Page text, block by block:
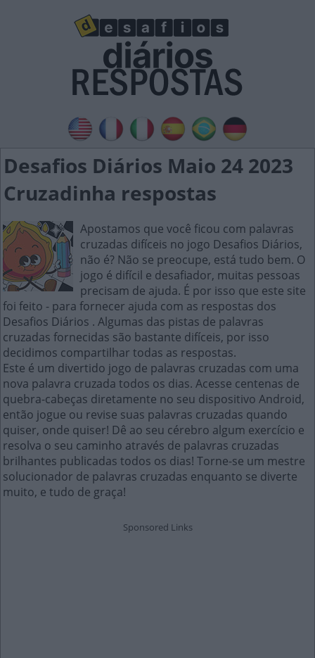
Desafios Diários Maio 24 2023
Cruzadinha respostas
Apostamos que você ficou com palavras
cruzadas difíceis no jogo Desafios Diários,
não é? Não se preocupe, está tudo bem. O
jogo é difícil e desafiador, muitas pessoas
precisam de ajuda. É por isso que este site
foi feito - para fornecer ajuda com as respostas dos
Desafios Diários . Algumas das pistas de palavras
cruzadas fornecidas são bastante difíceis, por isso
decidimos compartilhar todas as respostas.
Este é um divertido jogo de palavras cruzadas com uma
nova palavra cruzada todos os dias. Acesse centenas de
quebra-cabeças diretamente no seu dispositivo Android,
então jogue ou revise suas palavras cruzadas quando
quiser, onde quiser! Dê ao seu cérebro algum exercício e
resolva o seu caminho através de palavras cruzadas
brilhantes publicadas todos os dias! Torne-se um mestre
solucionador de palavras cruzadas enquanto se diverte
muito, e tudo de graça!